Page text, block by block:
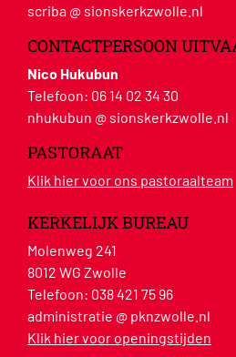
scriba @ sionskerkzwolle.nl
CONTACTPERSOON
Nico Hukubun
Telefoon: 06 14 02 34 30
nhukubun @ sionskerkzwolle.nl
PASTORAAT
Klik hier voor ons pastoraalteam
KERKELIJK BUREAU
Molenweg 241
8012 WG Zwolle
Telefoon: 038 421 75 96
administratie @ pknzwolle.nl
Klik hier voor openingstijden